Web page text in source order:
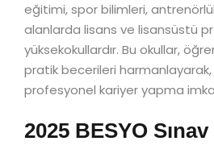
eğitimi, spor bilimleri,
alanlarda lisans ve lisansüstü
yüksekokullardır. Bu okullar,
pratik becerileri
profesyonel kariyer yapma
2025 BESYO